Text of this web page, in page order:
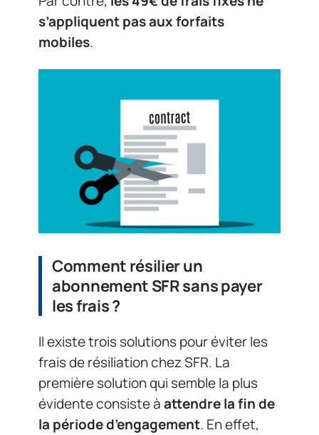
s’appliquent pas aux forfaits
mobiles.
Comment résilier un
abonnement SFR sans payer
les frais ?
Il existe trois solutions pour éviter les
frais de résiliation chez SFR. La
première solution qui semble la plus
évidente consiste àattendre la fin de
la période d’engagement. En effet,